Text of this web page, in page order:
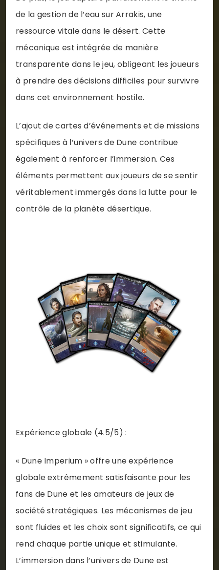
de la gestion de l’eau sur Arrakis, une
ressource vitale dans le désert. Cette
mécanique est intégrée de manière
transparente dans le jeu, obligeant les joueurs
à prendre des décisions difficiles pour survivre
dans cet environnement hostile.
L’ajout de cartes d’événements et de missions
spécifiques à l’univers de Dune contribue
également à renforcer l’immersion. Ces
éléments permettent aux joueurs de se sentir
véritablement immergés dans la lutte pour le
contrôle de la planète désertique.
Expérience globale (4.5/5) :
« Dune Imperium » offre une expérience
globale extrêmement satisfaisante pour les
fans de Dune et les amateurs de jeux de
société stratégiques. Les mécanismes de jeu
sont fluides et les choix sont significatifs, ce qui
rend chaque partie unique et stimulante.
L’immersion dans l’univers de Dune est